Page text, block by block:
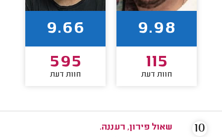
9.98
115
חוות דעת
9.66
595
חוות דעת
שאול פירון, רעננה.
10